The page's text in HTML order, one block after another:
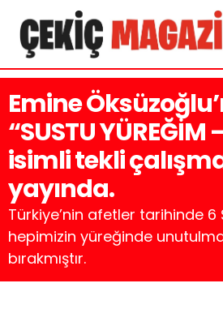
Emine
“SUSTU YÜREĞİM
isimli tekli
yayında.
Türkiye’nin afetler tarihinde
hepimizin yüreğinde
bırakmıştır.